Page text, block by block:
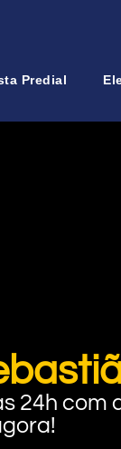
Predial
24h com